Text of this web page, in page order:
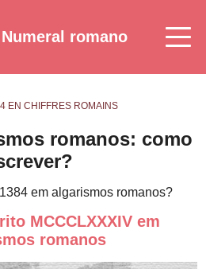
Numeral romano
EN CHIFFRES ROMAINS
romanos: como
em algarismos romanos?
MCCCLXXXIV em
romanos